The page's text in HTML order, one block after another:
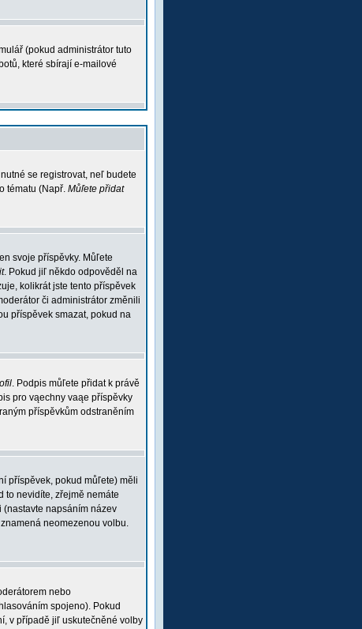
(pokud administrátor tuto
které sbírají e-mailové
se registrovat, neľ budete
tématu (Např. Můľete přidat
svoje příspěvky. Můľete
. Pokud jiľ někdo odpověděl na
kolikrát jste tento příspěvek
či administrátor změnili
příspěvek smazat, pokud na
. Podpis můľete přidat k právě
pro vąechny vaąe příspěvky
příspěvkům odstraněním
příspěvek, pokud můľete) měli
to nevidíte, zřejmě nemáte
(nastavte napsáním název
neomezenou volbu.
nebo
spojeno). Pokud
v případě jiľ uskutečněné volby